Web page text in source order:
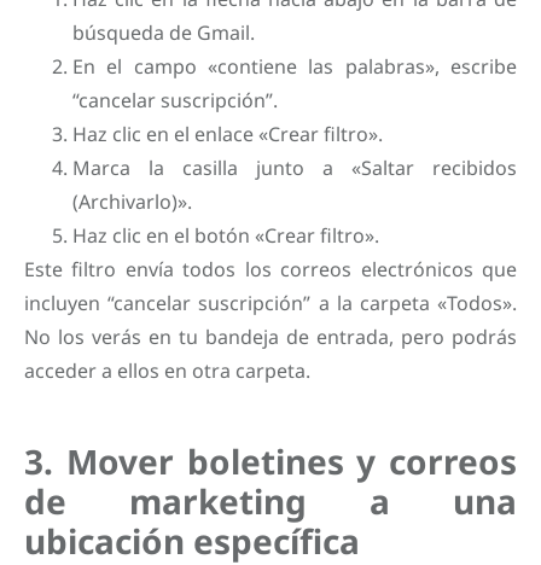
búsqueda de Gmail.
En el campo «contiene las palabras», escribe
“cancelar suscripción”.
Haz clic en el enlace «Crear filtro».
Marca la casilla junto a «Saltar recibidos
(Archivarlo)».
Haz clic en el botón «Crear filtro».
Este filtro envía todos los correos electrónicos que
incluyen “cancelar suscripción” a la carpeta «Todos».
No los verás en tu bandeja de entrada, pero podrás
acceder a ellos en otra carpeta.
3. Mover boletines y correos
de marketing a una
ubicación específica